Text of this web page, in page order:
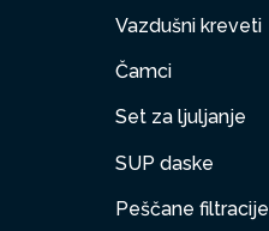
Vazdušni kreveti
Čamci
Set za ljuljanje
SUP daske
Peščane filtracije